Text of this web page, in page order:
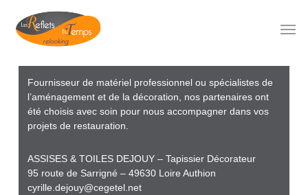
main
content
Fournisseur de matériel professionnel ou spécialistes de
l’aménagement et de la décoration, nos partenaires ont
été choisis avec soin pour nous accompagner dans vos
projets de restauration.
ASSISES & TOILES DEJOUY – Tapissier Décorateur
95 route de Sarrigné – 49630 Loire Authion
cyrille.dejouy@cegetel.net